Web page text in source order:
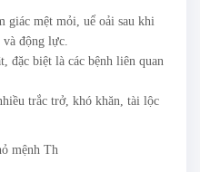
giác mệt mỏi, uể oải sau khi
động lực.
đặc biệt là các bệnh liên quan
trắc trở, khó khăn, tài lộc
mệnh Th